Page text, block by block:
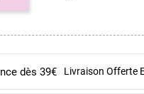
Livraison Offerte